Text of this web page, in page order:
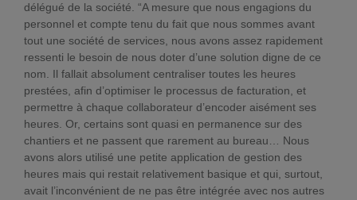
délégué de la société. “A mesure que nous engagions du
personnel et compte tenu du fait que nous sommes avant
tout une société de services, nous avons assez rapidement
ressenti le besoin de nous doter d’une solution digne de ce
nom. Il fallait absolument centraliser toutes les heures
prestées, afin d’optimiser le processus de facturation, et
permettre à chaque collaborateur d’encoder aisément ses
heures. Or, certains sont quasi en permanence sur des
chantiers et ne passent que rarement au bureau… Nous
avons alors utilisé une petite application de gestion des
heures mais qui restait relativement basique et qui, surtout,
avait l’inconvénient de ne pas être intégrée avec nos autres